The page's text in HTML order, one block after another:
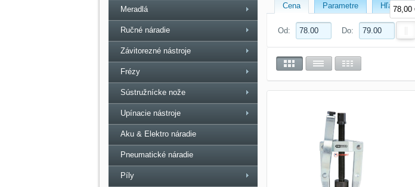
Cena Parametre Hľadať
Od: Do:
78,00
Meradlá
Ručné náradie
Závitorezné nástroje
Frézy
Sústružnícke nože
Upínacie nástroje
Aku & Elektro náradie
Pneumatické náradie
Píly